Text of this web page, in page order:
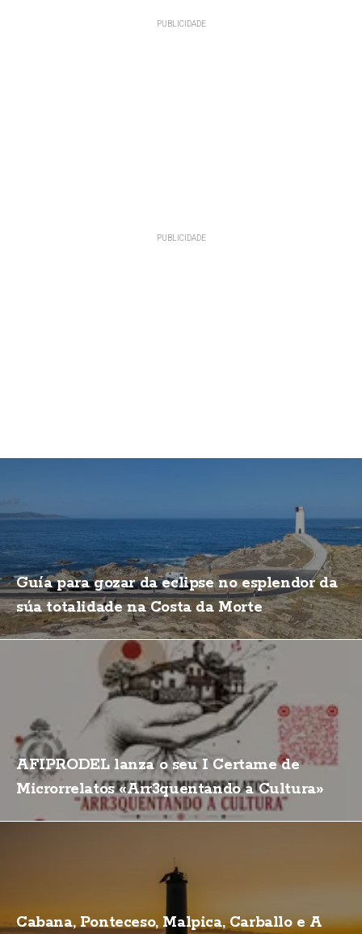
Guía para gozar da eclipse no esplendor da
súa totalidade na Costa da Morte
AFIPRODEL lanza o seu I Certame de
Microrrelatos «Arr3quentando a Cultura»
Cabana, Ponteceso, Malpica, Carballo e A